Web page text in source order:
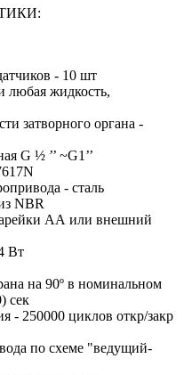
- 10 шт
любая жидкость,
затворного органа -
G ½ ’’ ~G1’’
- сталь
NBR
АА или внешний
Вт
на 90º в номинальном
сек
- 250000 циклов откр/закр
по схеме "ведущий-